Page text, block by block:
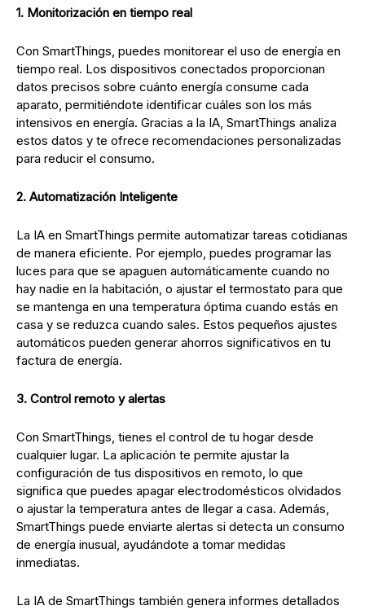
1. Monitorización en tiempo real
Con SmartThings, puedes monitorear el uso de energía en
tiempo real. Los dispositivos conectados proporcionan
datos precisos sobre cuánto energía consume cada
aparato, permitiéndote identificar cuáles son los más
intensivos en energía. Gracias a la IA, SmartThings analiza
estos datos y te ofrece recomendaciones personalizadas
para reducir el consumo.
2. Automatización Inteligente
La IA en SmartThings permite automatizar tareas cotidianas
de manera eficiente. Por ejemplo, puedes programar las
luces para que se apaguen automáticamente cuando no
hay nadie en la habitación, o ajustar el termostato para que
se mantenga en una temperatura óptima cuando estás en
casa y se reduzca cuando sales. Estos pequeños ajustes
automáticos pueden generar ahorros significativos en tu
factura de energía.
3. Control remoto y alertas
Con SmartThings, tienes el control de tu hogar desde
cualquier lugar. La aplicación te permite ajustar la
configuración de tus dispositivos en remoto, lo que
significa que puedes apagar electrodomésticos olvidados
o ajustar la temperatura antes de llegar a casa. Además,
SmartThings puede enviarte alertas si detecta un consumo
de energía inusual, ayudándote a tomar medidas
inmediatas.
La IA de SmartThings también genera informes detallados